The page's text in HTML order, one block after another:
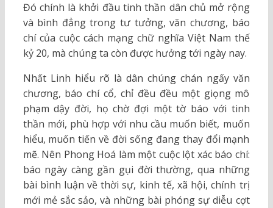
Đó chính là khởi đầu tinh thần dân chủ mở rộng
và bình đẳng trong tư tưởng, văn chương, báo
chí của cuộc cách mạng chữ nghĩa Việt Nam thế
kỷ 20, mà chúng ta còn được hưởng tới ngày nay.
Nhất Linh hiểu rõ là dân chúng chán ngấy văn
chương, báo chí cổ, chỉ đều đều một giọng mô
phạm dậy đời, họ chờ đợi một tờ báo với tinh
thần mới, phù hợp với nhu cầu muốn biết, muốn
hiểu, muốn tiến về đời sống đang thay đổi mạnh
mẽ. Nên Phong Hoá làm một cuộc lột xác báo chí:
báo ngày càng gần gụi đời thường, qua những
bài bình luận về thời sự, kinh tế, xã hội, chính trị
mới mẻ sắc sảo, và những bài phóng sự diễu cợt